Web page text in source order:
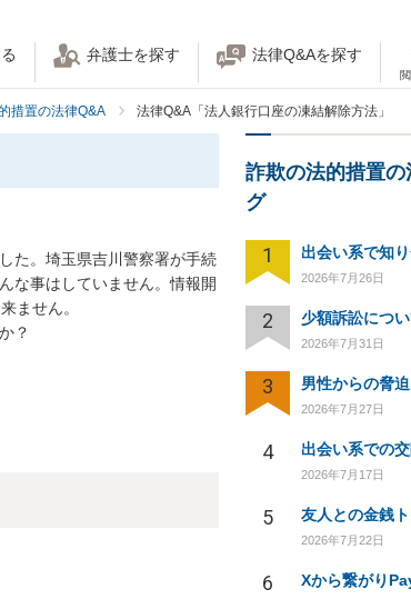
弁護士を探す 法律Q&Aを探す
措置の法律Q&A 法律Q&A「法人銀行口座の凍結解除方法」
た。埼玉県吉川警察署が手続
な事はしていません。情報開
ません。
？
詐欺の法的措置
グ
1
2026年7月26日
2 少額訴訟につ
2026年7月31日
3
2026年7月27日
4
2026年7月17日
5 友人との金銭
2026年7月22日
6